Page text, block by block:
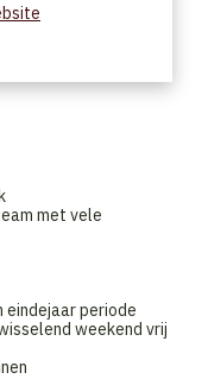
met vele
periode
weekend vrij